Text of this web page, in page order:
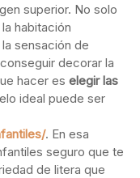
superior. No solo
habitación
sensación de
decorar la
hacer es elegir las
ideal puede ser
. En esa
seguro que te
de litera que